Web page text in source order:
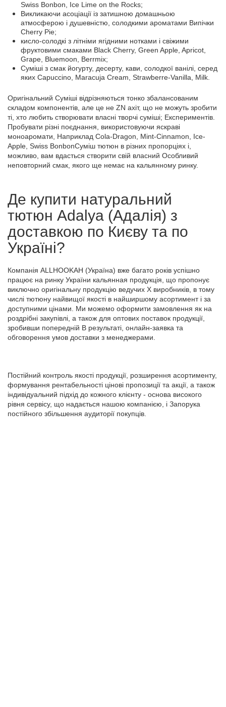
Swiss Bonbon Ice Lime on the Rocks;
Викликаючи асоціації із затишною домашньою
атмосферою і душевністю, солодкими ароматами Випічки
Cherry Pie;
кисло-солодкі з літніми ягідними нотками і свіжими
фруктовими смаками Black Cherry, Green Apple Apricot
Grape Bluemoon Berrmix;
Суміші з смак йогурту, десерту, кави, солодкої ванілі, серед
яких Capuccino Maracuja Cream Strawberre-Vanilla Milk
Оригінальний Суміші відрізняються тонко збалансованим
складом компонентів, але це не ZN ахіт, що не можуть зробити
ті, хто любить створювати власні творчі суміші; Експериментів.
Пробувати різні поєднання, використовуючи яскраві
моноаромати, Наприклад Cola-Dragon Mint-Cinnamon Ice-
Apple Swiss BonbonСуміш тютюн в різних пропорціях і,
можливо, вам вдасться створити свій власний Особливий
неповторний смак, якого ще немає на кальянному ринку.
Де купити натуральний
тютюн Adalya (Адалія) з
доставкою по Києву та по
Україні?
Компанія ALLHOOKAH (Україна) вже багато років успішно
працює на ринку України кальянная продукція, що пропонує
виключно оригінальну продукцію ведучих X виробників, в тому
числі тютюну найвищої якості в найширшому асортимент і за
доступними цінами. Ми можемо оформити замовлення як на
роздрібні закупівлі, а також для оптових поставок продукції,
зробивши попередній В результаті, онлайн-заявка та
обговорення умов доставки з менеджерами.
Постійний контроль якості продукції, розширення асортименту,
формування рентабельності цінові пропозиції та акції, а також
індивідуальний підхід до кожного клієнту - основа високого
рівня сервісу, що надається нашою компанією, і Запорука
постійного збільшення аудиторії покупців.